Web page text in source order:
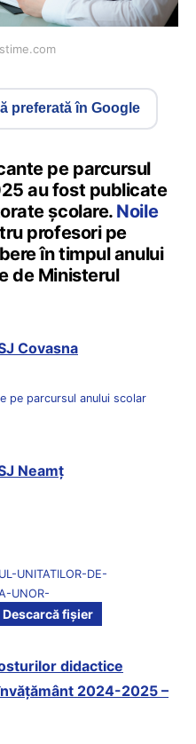
preferată în Google
pe parcursul
au fost publicate
școlare. Noile
profesori pe
în timpul anului
de Ministerul
Covasna
pe parcursul anului scolar
Neamț
UNITATILOR-DE-
UNOR-
Descarcă fișier
didactice
2024-2025 –